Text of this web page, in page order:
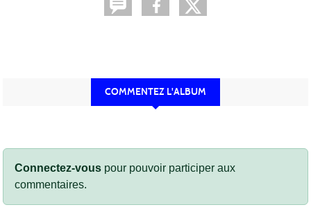
COMMENTEZ L'ALBUM
Connectez-vous pour pouvoir participer aux
commentaires.